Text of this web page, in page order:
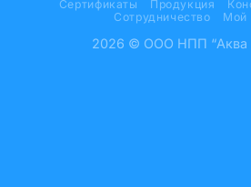
Сертификаты
Продукция
Сотрудничество
Мой
2026 © ООО НПП “Аква